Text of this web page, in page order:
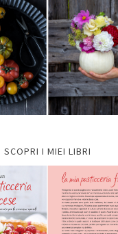
SCOPRI I MIEI LIBRI